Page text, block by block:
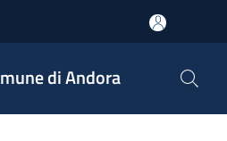
di Andora